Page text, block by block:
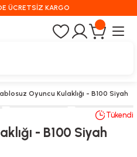
ÜCRETSİZ KARGO
Oyuncu Kulaklığı - B100 Siyah
Tükendi
- B100 Siyah